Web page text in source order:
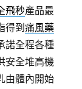
飛秒產品最
得到痛風藥
諾全程各種
安全堆高機
由體內開始